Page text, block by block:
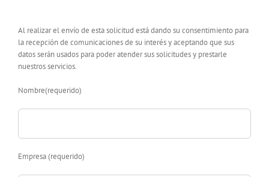
Al realizar el envío de esta solicitud está dando su consentimiento para
la recepción de comunicaciones de su interés y aceptando que sus
datos serán usados para poder atender sus solicitudes y prestarle
nuestros servicios.
Nombre(requerido)
Empresa (requerido)